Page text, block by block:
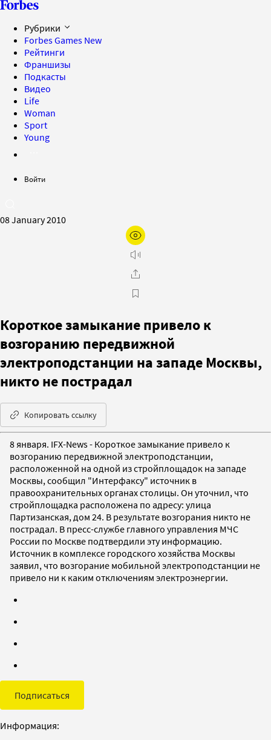
Рубрики
Forbes Games New
Рейтинги
Франшизы
Подкасты
Видео
Life
Woman
Sport
Young
Войти
08 January 2010
Короткое замыкание привело к
возгоранию передвижной
электроподстанции на западе Москвы,
никто не пострадал
Копировать ссылку
8 января. IFX-News - Короткое замыкание привело к
возгоранию передвижной электроподстанции,
расположенной на одной из стройплощадок на западе
Москвы, сообщил "Интерфаксу" источник в
правоохранительных органах столицы. Он уточнил, что
стройплощадка расположена по адресу: улица
Партизанская, дом 24. В результате возгорания никто не
пострадал. В пресс-службе главного управления МЧС
России по Москве подтвердили эту информацию.
Источник в комплексе городского хозяйства Москвы
заявил, что возгорание мобильной электроподстанции не
привело ни к каким отключениям электроэнергии.
Подписаться
Информация: